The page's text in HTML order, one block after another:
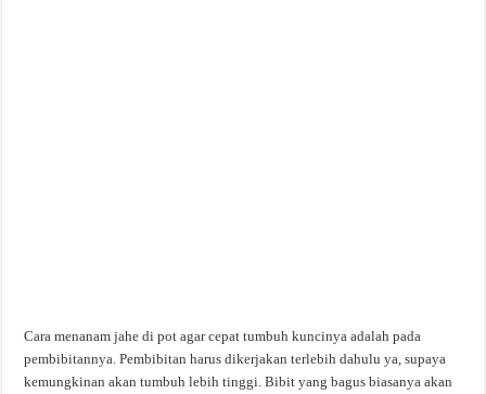
Cara menanam jahe di pot agar cepat tumbuh kuncinya adalah pada
pembibitannya. Pembibitan harus dikerjakan terlebih dahulu ya, supaya
kemungkinan akan tumbuh lebih tinggi. Bibit yang bagus biasanya akan